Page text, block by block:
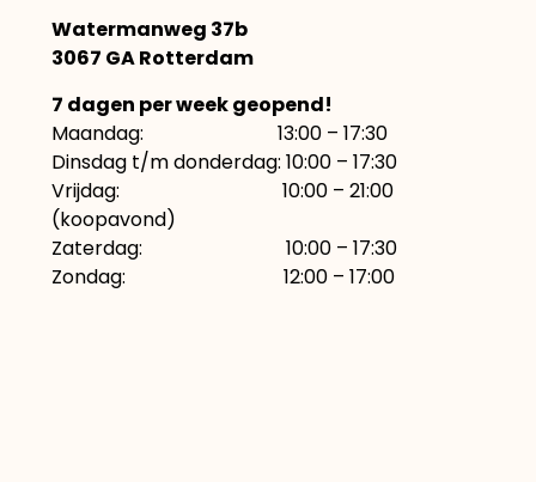
Watermanweg 37b
3067 GA Rotterdam
7 dagen per week geopend!
Maandag: 13:00 – 17:30
Dinsdag t/m donderdag: 10:00 – 17:30
Vrijdag: 10:00 – 21:00
(koopavond)
Zaterdag: 10:00 – 17:30
Zondag: 12:00 – 17:00